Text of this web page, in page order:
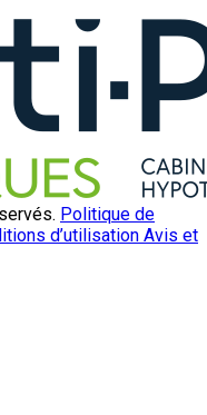
Politique de
d’utilisation Avis et